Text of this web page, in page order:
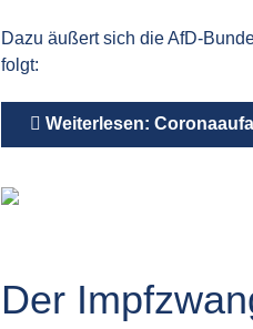
Dazu äußert sich die AfD-
folgt:
Weiterlesen:
Der